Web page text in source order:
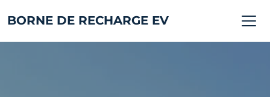
BORNE DE RECHARGE EV